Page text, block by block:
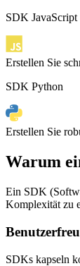
SDK JavaScript
Erstellen Sie
SDK Python
Erstellen Sie
Warum
Ein SDK
Komplexität zu
SDKs kapseln